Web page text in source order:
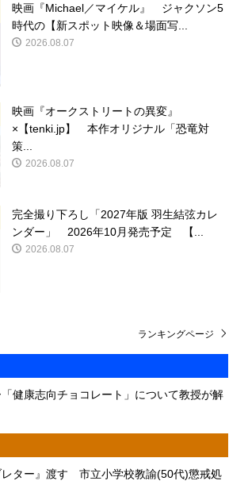
映画『Michael／マイケル』 ジャクソン5
時代の【新スポット映像＆場面写...
2026.08.07
映画『オークストリートの異変』
×【tenki.jp】 本作オリジナル「恐竜対
策...
2026.08.07
完全撮り下ろし「2027年版 羽生結弦カレ
ンダー」 2026年10月発売予定 【...
2026.08.07
健康志向チョコレート」について教授が解
レター』渡す 市立小学校教諭(50代)懲戒処
ランキングページ